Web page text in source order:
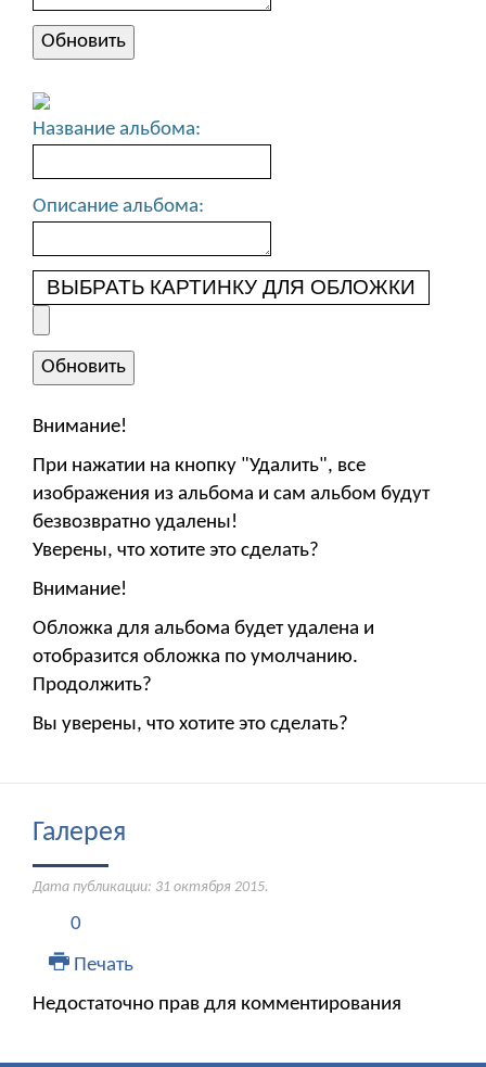
Название альбома:
Описание альбома:
ВЫБРАТЬ КАРТИНКУ ДЛЯ ОБЛОЖКИ
Внимание!
При нажатии на кнопку "Удалить", все
изображения из альбома и сам альбом будут
безвозвратно удалены!
Уверены, что хотите это сделать?
Внимание!
Обложка для альбома будет удалена и
отобразится обложка по умолчанию.
Продолжить?
Вы уверены, что хотите это сделать?
Галерея
Дата публикации: 31 октября 2015.
0
Печать
Недостаточно прав для комментирования